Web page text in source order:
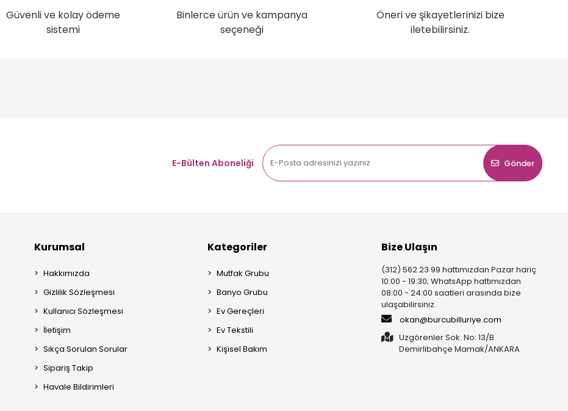
Güvenli ve kolay ödeme
sistemi
Binlerce ürün ve kampanya
seçeneği
Öneri ve şikayetlerinizi bize
iletebilirsiniz.
E-Bülten Aboneliği
Gönder
Kurumsal
Hakkımızda
Gizlilik Sözleşmesi
Kullanıcı Sözleşmesi
İletişim
Sıkça Sorulan Sorular
Sipariş Takip
Havale Bildirimleri
Kategoriler
Mutfak Grubu
Banyo Grubu
Ev Gereçleri
Ev Tekstili
Kişisel Bakım
Bize Ulaşın
(312) 562 23 99 hattımızdan Pazar hariç
10:00 - 19:30; WhatsApp hattımızdan
08:00 - 24:00 saatleri arasında bize
ulaşabilirsiniz.
okan@burcubilluriye.com
Uzgörenler Sok. No: 13/B
Demirlibahçe Mamak/ANKARA